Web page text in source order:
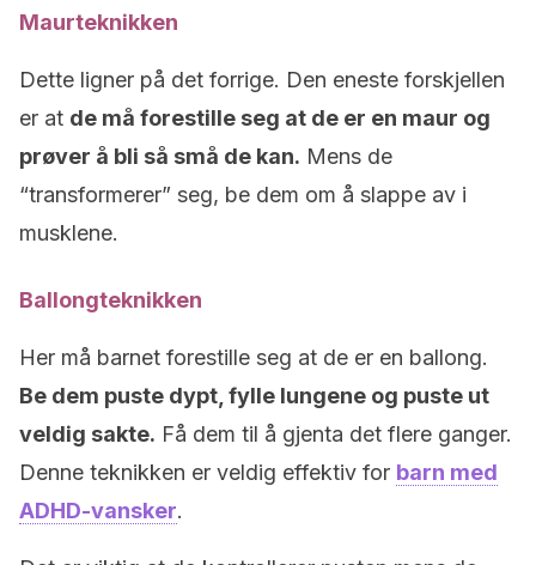
Maurteknikken
Dette ligner på det forrige. Den eneste forskjellen
er at de må forestille seg at de er en maur og
prøver å bli så små de kan. Mens de
“transformerer” seg, be dem om å slappe av i
musklene.
Ballongteknikken
Her må barnet forestille seg at de er en ballong.
Be dem puste dypt, fylle lungene og puste ut
veldig sakte. Få dem til å gjenta det flere ganger.
Denne teknikken er veldig effektiv for barn med
ADHD-vansker.